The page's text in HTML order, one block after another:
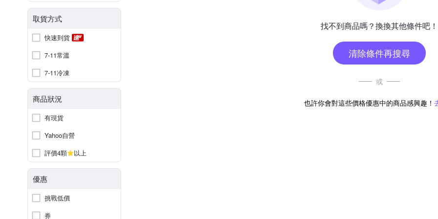
取貨方式
快速到貨
7-11常溫
7-11冷凍
商品狀況
有現貨
Yahoo自營
評價4顆
以上
優惠
挑戰低價
券
找不到商品嗎？換換其他條件吧！
清除條件再搜尋
或
也許你會對這些價格優惠中的商品感興趣！